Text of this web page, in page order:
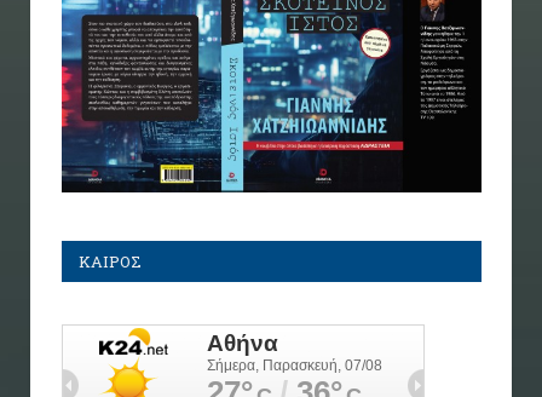
ΚΑΙΡΟΣ